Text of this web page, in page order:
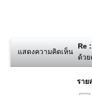
แสดงความคิดเห็น
Re :
ด้ว
ราย